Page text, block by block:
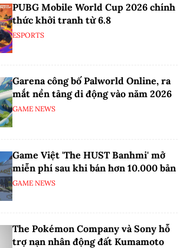
PUBG Mobile World Cup 2026 chính
thức khởi tranh từ 6.8
ESPORTS
Garena công bố Palworld Online, ra
mắt nền tảng di động vào năm 2026
GAME NEWS
Game Việt 'The HUST Banhmi' mở
miễn phí sau khi bán hơn 10.000 bản
GAME NEWS
The Pokémon Company và Sony hỗ
trợ nạn nhân động đất Kumamoto